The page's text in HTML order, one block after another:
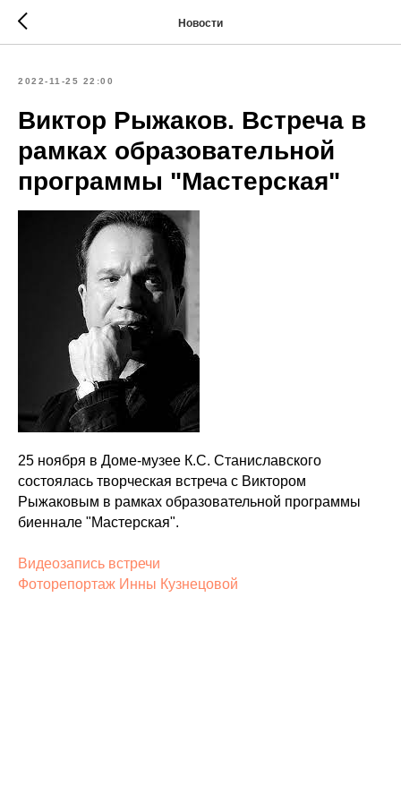
Новости
2022-11-25 22:00
Виктор Рыжаков. Встреча в
рамках образовательной
программы "Мастерская"
25 ноября в Доме-музее К.С. Станиславского
состоялась творческая встреча с Виктором
Рыжаковым в рамках образовательной программы
биеннале "Мастерская".
Видеозапись встречи
Фоторепортаж Инны Кузнецовой